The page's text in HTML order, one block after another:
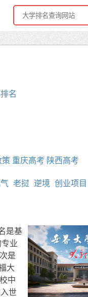
名
策 重庆高考 陕西高考
老挝 逆境 创业项目
是基
业
是
大
中
世